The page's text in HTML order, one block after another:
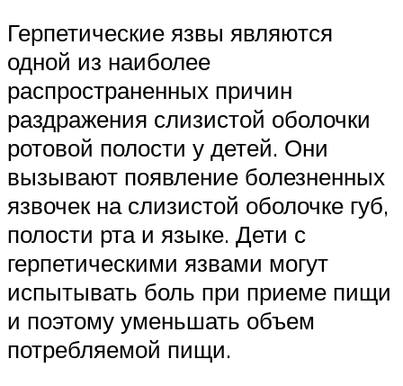
Герпетические язвы являются
одной из наиболее
распространенных причин
раздражения слизистой оболочки
ротовой полости у детей. Они
вызывают появление болезненных
язвочек на слизистой оболочке губ,
полости рта и языке. Дети с
герпетическими язвами могут
испытывать боль при приеме пищи
и поэтому уменьшать объем
потребляемой пищи.